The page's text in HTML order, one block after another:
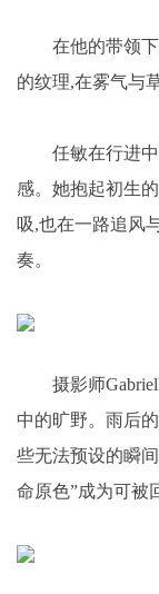
在他的带领
的纹理,在雾气与
任敏在行进
感。她抱起初生
吸,也在一路追风
奏。
摄影师
中的旷野。雨后
些无法预设的瞬
命原色”成为可被